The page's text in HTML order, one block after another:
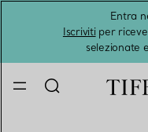
Entra
Iscrivitiper
selezionate